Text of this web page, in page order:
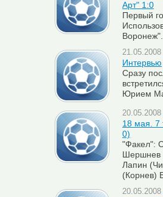
Арт" 1:0
Первый
Воронеж".
Интервью
Сразу
Юрием
18 мая. 7
0)
"Факел":
Шершнев
Лапин
(Корнев)